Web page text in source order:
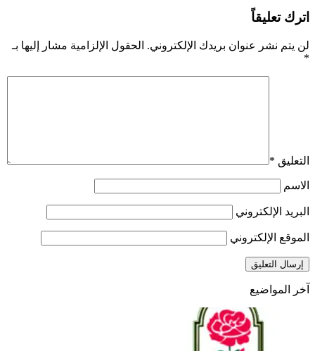
اترك تعليقاً
لن يتم نشر عنوان بريدك الإلكتروني. الحقول الإلزامية مشار إليها بـ
*
التعليق *
الاسم
البريد الإلكتروني
الموقع الإلكتروني
آخر المواضيع